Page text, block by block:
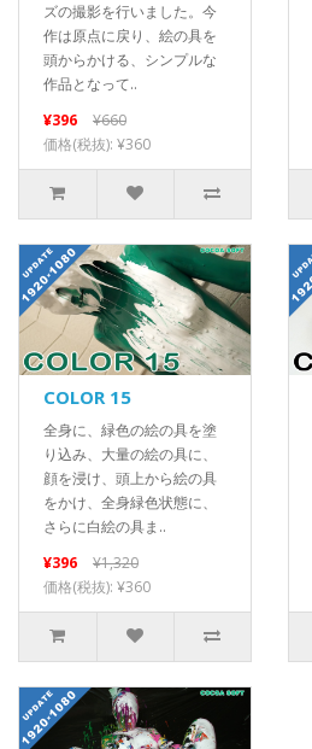
ズの撮影を行いました。今
作は原点に戻り、絵の具を
頭からかける、シンプルな
作品となって..
¥396
¥660
価格(税抜): ¥360
COLOR 15
全身に、緑色の絵の具を塗
り込み、大量の絵の具に、
顔を浸け、頭上から絵の具
をかけ、全身緑色状態に、
さらに白絵の具ま..
¥396
¥1,320
価格(税抜): ¥360